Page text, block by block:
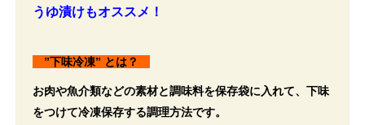
うゆ漬けもオススメ！
”下味冷凍” とは？
お肉や魚介類などの素材と調味料を保存袋に入れて、下味
をつけて冷凍保存する調理方法です。